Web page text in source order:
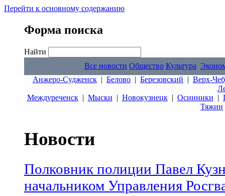
Перейти к основному содержанию
Форма поиска
Найти
Все новости Общество Культура
Анжеро-Судженск | Белово | Березовский | Верх-
Междуреченск| Мыски | Новокузнецк| Осинники |
Тяжин
Новости
Полковник полиции Павел
начальником Управления